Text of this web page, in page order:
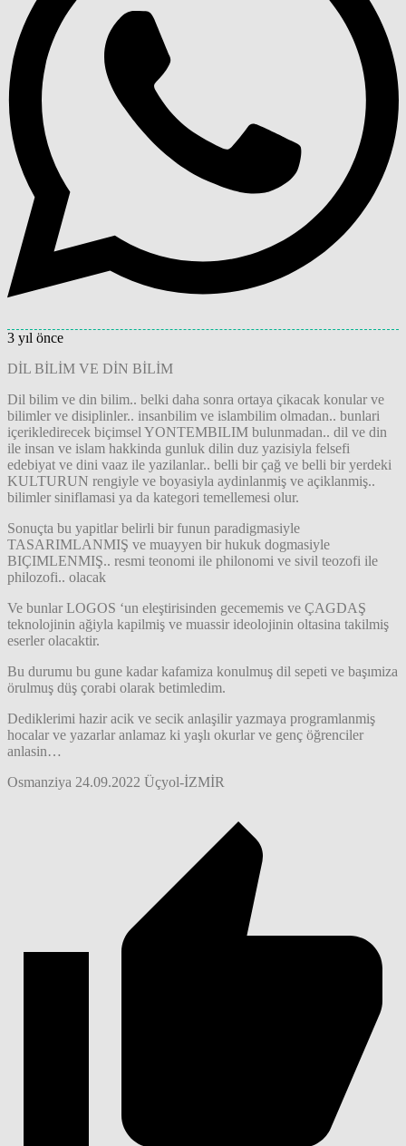
3 yıl önce
DİL BİLİM VE DİN BİLİM
Dil bilim ve din bilim.. belki daha sonra ortaya çikacak konular ve
bilimler ve disiplinler.. insanbilim ve islambilim olmadan.. bunlari
içerikledirecek biçimsel YONTEMBILIM bulunmadan.. dil ve din
ile insan ve islam hakkinda gunluk dilin duz yazisiyla felsefi
edebiyat ve dini vaaz ile yazilanlar.. belli bir çağ ve belli bir yerdeki
KULTURUN rengiyle ve boyasiyla aydinlanmiş ve açiklanmiş..
bilimler siniflamasi ya da kategori temellemesi olur.
Sonuçta bu yapitlar belirli bir funun paradigmasiyle
TASARIMLANMIŞ ve muayyen bir hukuk dogmasiyle
BIÇIMLENMIŞ.. resmi teonomi ile philonomi ve sivil teozofi ile
philozofi.. olacak
Ve bunlar LOGOS ‘un eleştirisinden gecememis ve ÇAGDAŞ
teknolojinin ağiyla kapilmiş ve muassir ideolojinin oltasina takilmiş
eserler olacaktir.
Bu durumu bu gune kadar kafamiza konulmuş dil sepeti ve başımiza
örulmuş düş çorabi olarak betimledim.
Dediklerimi hazir acik ve secik anlaşilir yazmaya programlanmiş
hocalar ve yazarlar anlamaz ki yaşlı okurlar ve genç öğrenciler
anlasin…
Osmanziya 24.09.2022 Üçyol-İZMİR